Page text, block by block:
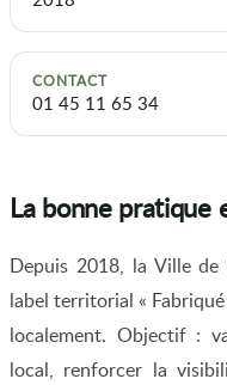
CONTACT
01 45 11 65 34
La bonne pratique
Depuis 2018, la Ville de
label territorial «
localement. Objectif :
local, renforcer la